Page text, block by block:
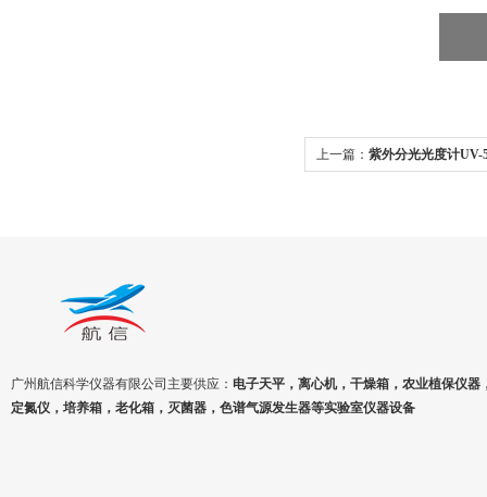
上一篇： 紫外分光光度计UV-
广州航信科学仪器有限公司主要供应： 电子天平，离心机，干燥箱，农业植保仪器
定氮仪，培养箱，老化箱，灭菌器，色谱气源发生器等实验室仪器设备